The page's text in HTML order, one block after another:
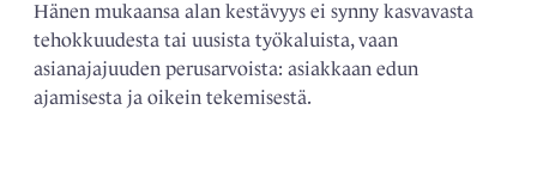
Hänen mukaansa alan kestävyys ei synny kasvavasta
tehokkuudesta tai uusista työkaluista, vaan
asianajajuuden perusarvoista: asiakkaan edun
ajamisesta ja oikein tekemisestä.